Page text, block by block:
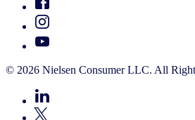
© 2026 Nielsen Consumer LLC. All